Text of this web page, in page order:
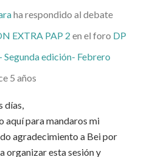
ha respondido al debate
EXTRA PAP 2 en el foro DP
Segunda edición- Febrero
5 años
días,
aquí para mandaros mi
agradecimiento a Bei por
organizar esta sesión y